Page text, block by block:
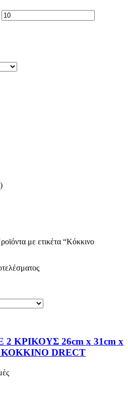
Μέγιστη
τιμή
με ετικέτα “Κόκκινο
ΚΡΙΚΟΥΣ 26cm x 31cm x
ΚΟΚΚΙΝΟ DRECT